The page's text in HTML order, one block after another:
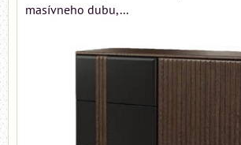
masívneho dubu,...